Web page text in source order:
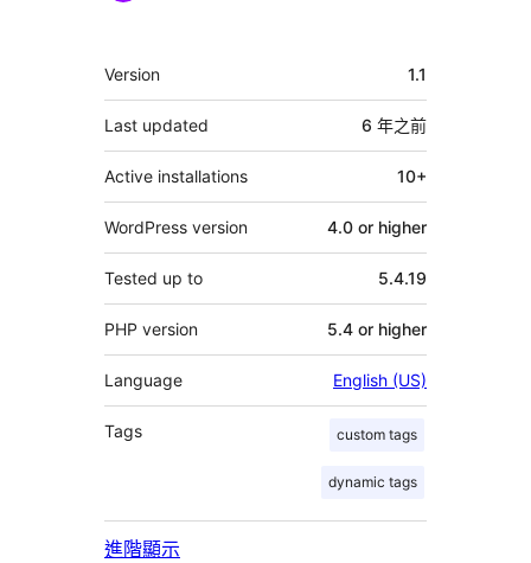
其
它
Version 1.1
Last updated 6 年之前
Active installations 10+
WordPress version 4.0 or higher
Tested up to 5.4.19
PHP version 5.4 or higher
Language English (US)
Tags custom tags
dynamic tags
進階顯示